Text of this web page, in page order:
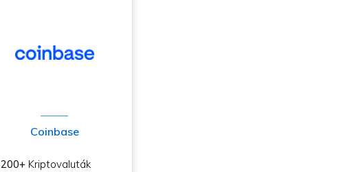
Coinbase
200+ Kriptovaluták